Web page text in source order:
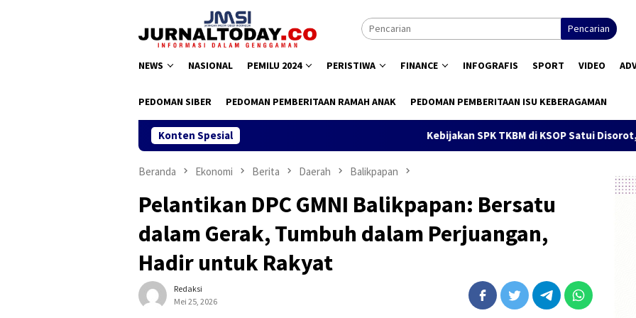
Pencarian
NEWS NASIONAL PEMILU 2024 PERISTIWA FINANCE INFOGRAFIS SPORT VIDEO
PEDOMAN SIBER PEDOMAN PEMBERITAAN RAMAH ANAK PEDOMAN PEMBERITAAN ISU KEBERAGAMAN
Konten Spesial Kebijakan SPK TKBM di KSOP Satui Disorot, Pengguna
Beranda Ekonomi Berita Daerah Balikpapan
Pelantikan DPC GMNI Balikpapan: Bersatu
dalam Gerak, Tumbuh dalam Perjuangan,
Hadir untuk Rakyat
Redaksi
Mei 25, 2026